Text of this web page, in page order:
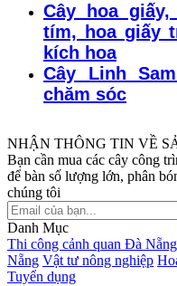
Cây hoa
tím, hoa giấy
kích hoa
Cây Linh
chăm sóc
NHẬN THÔNG TIN VỀ
Bạn cần mua các cây công
để bàn số lượng lớn, phân
chúng tôi
Danh Mục
Thi công cảnh quan Đà Nẵng
Nẵng Vật tư nông nghiệp
Tuyển dụng